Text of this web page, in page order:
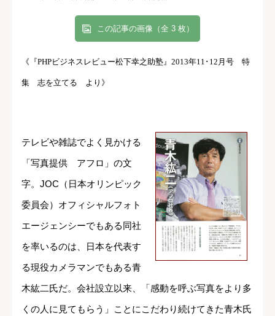
この記事の画像（全 3 枚）
《『 PHP ビジネスレビュー松下幸之助塾』 2013年11 ･ 12 月号 特
集 志を立てる より》
テレビや雑誌でよく見かける
「写真提供 アフロ」の文
字。JOC（日本オリンピック
委員会）オフィシャルフォト
エージェンシーでもある同社
を率いるのは、日本を代表す
る現役カメラマンでもある青
木紘二氏だ。会社設立以来、「感動を呼ぶ写真をより多
くの人に見てもらう」ことにこだわり続けてきた青木氏